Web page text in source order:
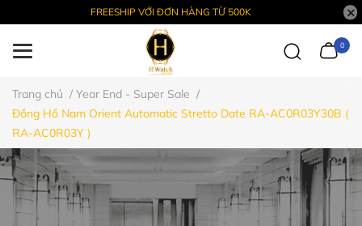
FREESHIP VỚI ĐƠN HÀNG TỪ 500K
0
Trang chủ / Year End - Super Sale /
Đồng Hồ Nam Orient Automatic Stretto Date RA-AC0R03Y30B (
RA-AC0R03Y )